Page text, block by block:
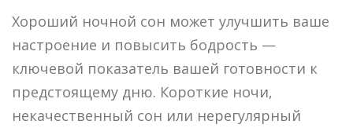
Хороший ночной сон может улучшить ваше
настроение и повысить бодрость —
ключевой показатель вашей готовности к
предстоящему дню. Короткие ночи,
некачественный сон или нерегулярный